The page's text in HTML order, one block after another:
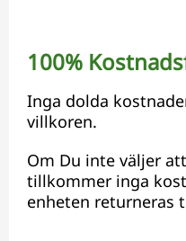
100%
Inga dolda
villkoren.
Om Du inte väljer
tillkommer inga
enheten returneras